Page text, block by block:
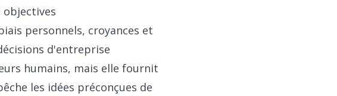
objectives
personnels, croyances et
d'entreprise
humains, mais elle fournit
les idées préconçues de